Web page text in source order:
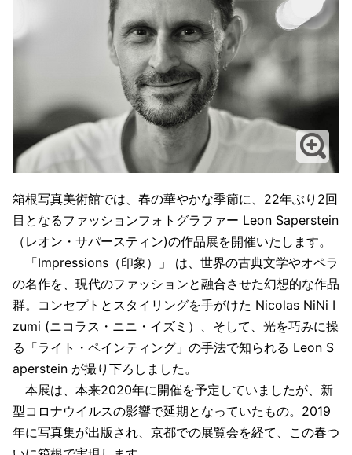
箱根写真美術館では、春の華やかな季節に、22年ぶり2回
目となるファッションフォトグラファー Leon Saperstein
（レオン・サパースティン)の作品展を開催いたします。
「Impressions（印象）」 は、世界の古典文学やオペラ
の名作を、現代のファッションと融合させた幻想的な作品
群。コンセプトとスタイリングを手がけた Nicolas NiNi I
zumi (ニコラス・ニニ・イズミ）、そして、光を巧みに操
る「ライト・ペインティング」の手法で知られる Leon S
aperstein が撮り下ろしました。
本展は、本来2020年に開催を予定していましたが、新
型コロナウイルスの影響で延期となっていたもの。2019
年に写真集が出版され、京都での展覧会を経て、この春つ